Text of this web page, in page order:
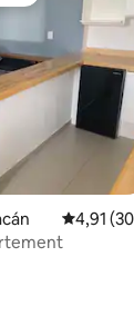
commentaires
4,91